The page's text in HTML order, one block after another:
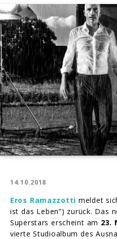
Luis
Fonsi
14.10.2018
Eros Ramazzotti meldet
ist das Leben”) zurück. Das
Superstars erscheint am 23.
vierte Studioalbum des